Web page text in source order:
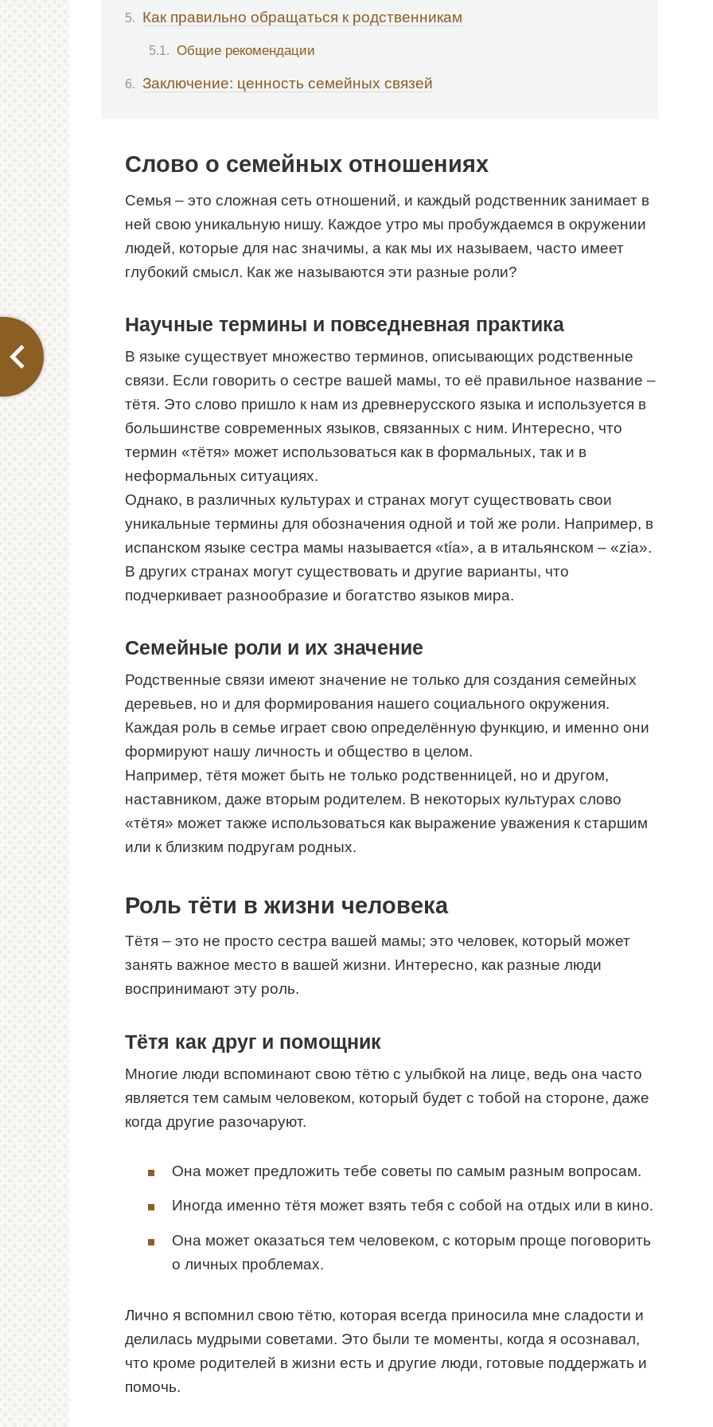
Как правильно обращаться к родственникам
Общие рекомендации
Заключение: ценность семейных связей
Слово о семейных отношениях
Семья – это сложная сеть отношений, и каждый родственник занимает в
ней свою уникальную нишу. Каждое утро мы пробуждаемся в окружении
людей, которые для нас значимы, а как мы их называем, часто имеет
глубокий смысл. Как же называются эти разные роли?
Научные термины и повседневная практика
В языке существует множество терминов, описывающих родственные
связи. Если говорить о сестре вашей мамы, то её правильное название –
тётя. Это слово пришло к нам из древнерусского языка и используется в
большинстве современных языков, связанных с ним. Интересно, что
термин «тётя» может использоваться как в формальных, так и в
неформальных ситуациях.
Однако, в различных культурах и странах могут существовать свои
уникальные термины для обозначения одной и той же роли. Например, в
испанском языке сестра мамы называется «tía», а в итальянском – «zia».
В других странах могут существовать и другие варианты, что
подчеркивает разнообразие и богатство языков мира.
Семейные роли и их значение
Родственные связи имеют значение не только для создания семейных
деревьев, но и для формирования нашего социального окружения.
Каждая роль в семье играет свою определённую функцию, и именно они
формируют нашу личность и общество в целом.
Например, тётя может быть не только родственницей, но и другом,
наставником, даже вторым родителем. В некоторых культурах слово
«тётя» может также использоваться как выражение уважения к старшим
или к близким подругам родных.
Роль тёти в жизни человека
Тётя – это не просто сестра вашей мамы; это человек, который может
занять важное место в вашей жизни. Интересно, как разные люди
воспринимают эту роль.
Тётя как друг и помощник
Многие люди вспоминают свою тётю с улыбкой на лице, ведь она часто
является тем самым человеком, который будет с тобой на стороне, даже
когда другие разочаруют.
Она может предложить тебе советы по самым разным вопросам.
Иногда именно тётя может взять тебя с собой на отдых или в кино.
Она может оказаться тем человеком, с которым проще поговорить
о личных проблемах.
Лично я вспомнил свою тётю, которая всегда приносила мне сладости и
делилась мудрыми советами. Это были те моменты, когда я осознавал,
что кроме родителей в жизни есть и другие люди, готовые поддержать и
помочь.